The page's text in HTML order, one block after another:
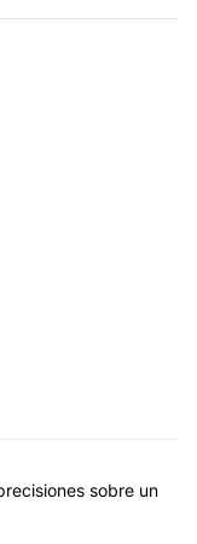
en los
Central no pudo
sobre un